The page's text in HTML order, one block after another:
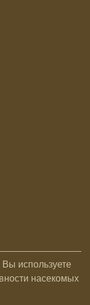
Вы используете
насекомых